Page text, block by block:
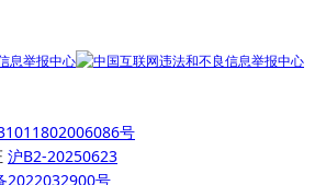
号
沪B2-20250623
2022032900号